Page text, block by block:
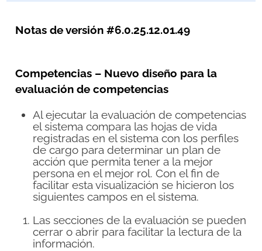
Notas de versión #6.0.25.12.01.49
Competencias – Nuevo diseño para la
evaluación de competencias
Al ejecutar la evaluación de competencias
el sistema compara las hojas de vida
registradas en el sistema con los perfiles
de cargo para determinar un plan de
acción que permita tener a la mejor
persona en el mejor rol. Con el fin de
facilitar esta visualización se hicieron los
siguientes campos en el sistema.
Las secciones de la evaluación se pueden
cerrar o abrir para facilitar la lectura de la
información.